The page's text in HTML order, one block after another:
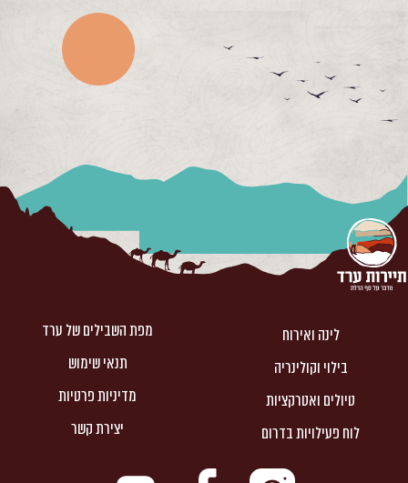
לינה ואירוח
בילוי וקולינריה
טיולים ואטרקציות
לוח פעילויות בדרום
מפת השבילים של ערד
תנאי שימוש
מדיניות פרטיות
יצירת קשר